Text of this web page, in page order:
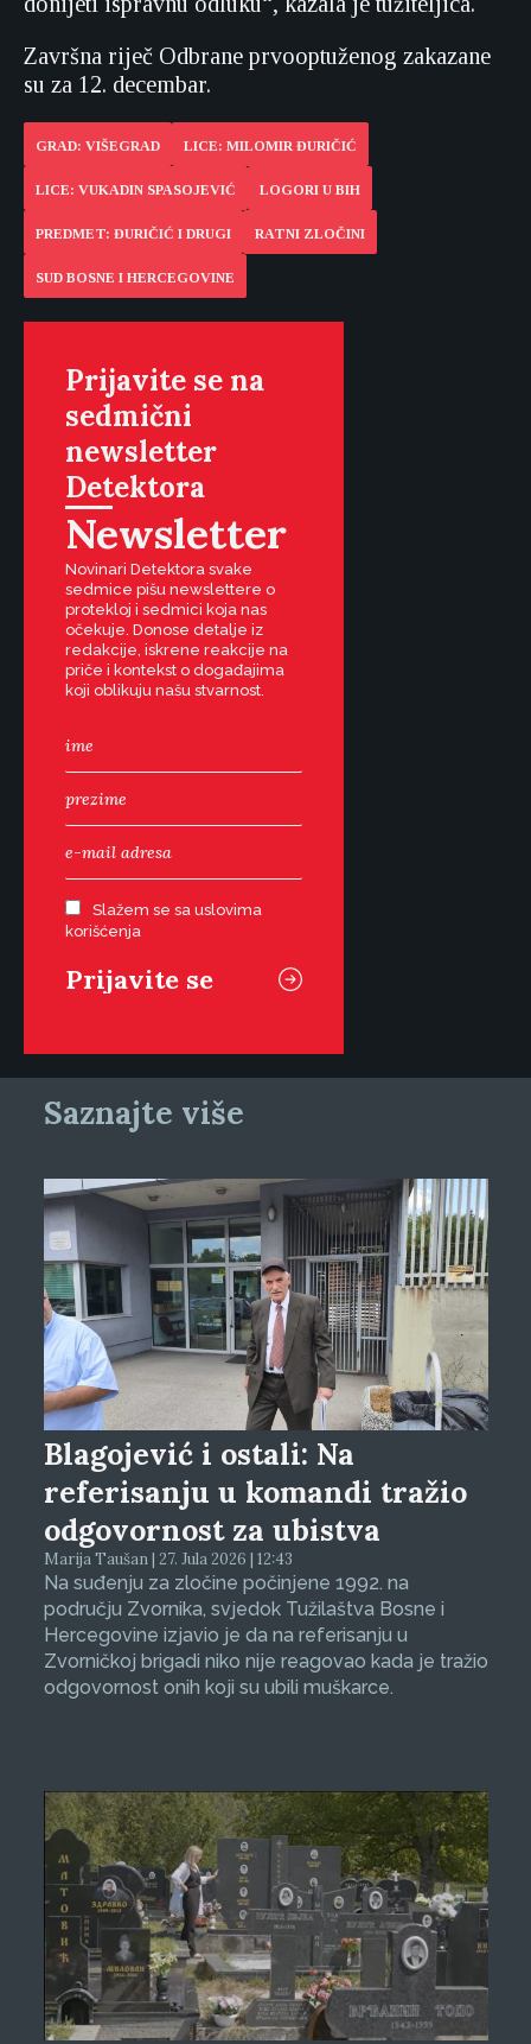
Završna riječ Odbrane prvooptuženog zakazane
su za 12. decembar.
GRAD: VIŠEGRAD LICE: MILOMIR ĐURIČIĆ
LICE: VUKADIN SPASOJEVIĆ LOGORI U BIH
PREDMET: ĐURIČIĆ I DRUGI RATNI ZLOČINI
SUD BOSNE I HERCEGOVINE
Prijavite se na
sedmični
newsletter
Detektora
Newsletter
Novinari Detektora svake
sedmice pišu newslettere o
protekloj i sedmici koja nas
očekuje. Donose detalje iz
redakcije, iskrene reakcije na
priče i kontekst o događajima
koji oblikuju našu stvarnost.
Slažem se sa uslovima
korišćenja
Saznajte više
Blagojević i ostali: Na
referisanju u komandi tražio
odgovornost za ubistva
Marija Taušan | 27. Jula 2026 | 12:43
Na suđenju za zločine počinjene 1992. na
području Zvornika, svjedok Tužilaštva Bosne i
Hercegovine izjavio je da na referisanju u
Zvorničkoj brigadi niko nije reagovao kada je tražio
odgovornost onih koji su ubili muškarce.